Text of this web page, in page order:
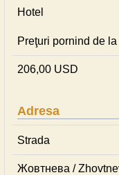
Hotel
Preţuri pornind de la
206,00 USD
Adresa
Strada
Жовтнева /